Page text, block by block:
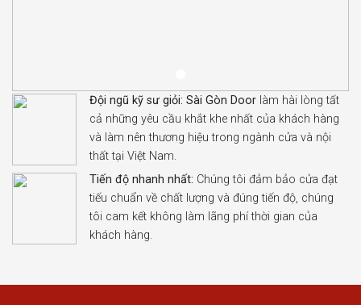
Đội ngũ kỹ sư giỏi: Sài Gòn Door làm hài lòng tất
cả những yêu cầu khắt khe nhất của khách hàng
và làm nên thương hiệu trong ngành cửa và nội
thất tại Việt Nam.
Tiến độ nhanh nhất: Chúng tôi đảm bảo cửa đạt
tiếu chuẩn về chất lượng và đúng tiến độ, chúng
tôi cam kết không làm lãng phí thời gian của
khách hàng.